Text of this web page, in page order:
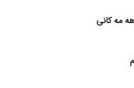
مه کانی